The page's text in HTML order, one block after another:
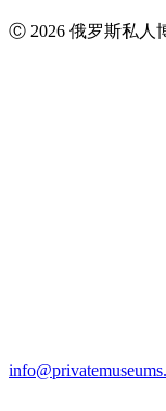
Ⓒ 2026 俄罗斯私人